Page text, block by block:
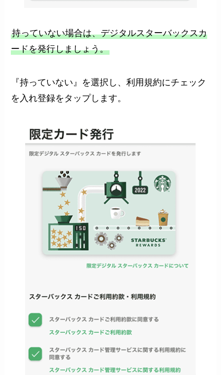
持っていない場合は、デジタルスターバックスカ
ードを発行しましょう。
『持っていない』を選択し、利用規約にチェック
を入れ登録をタップします。